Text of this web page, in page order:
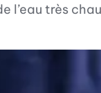
l’eau très